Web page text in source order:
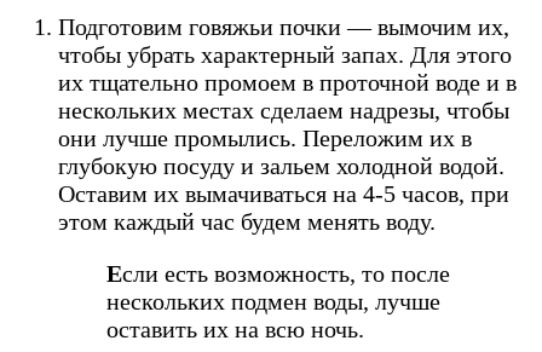
Подготовим говяжьи почки — вымочим их,
чтобы убрать характерный запах. Для этого
их тщательно промоем в проточной воде и в
нескольких местах сделаем надрезы, чтобы
они лучше промылись. Переложим их в
глубокую посуду и зальем холодной водой.
Оставим их вымачиваться на 4-5 часов, при
этом каждый час будем менять воду.
Если есть возможность, то после
нескольких подмен воды, лучше
оставить их на всю ночь.